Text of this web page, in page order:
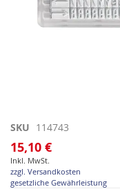
Zum
Anfang
der
Bildgalerie
springen
SKU 114743
15,10 €
Inkl. MwSt.
zzgl. Versandkosten
gesetzliche Gewährleistung